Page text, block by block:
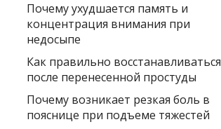
Почему ухудшается память и
концентрация внимания при
недосыпе
Как правильно восстанавливаться
после перенесенной простуды
Почему возникает резкая боль в
пояснице при подъеме тяжестей